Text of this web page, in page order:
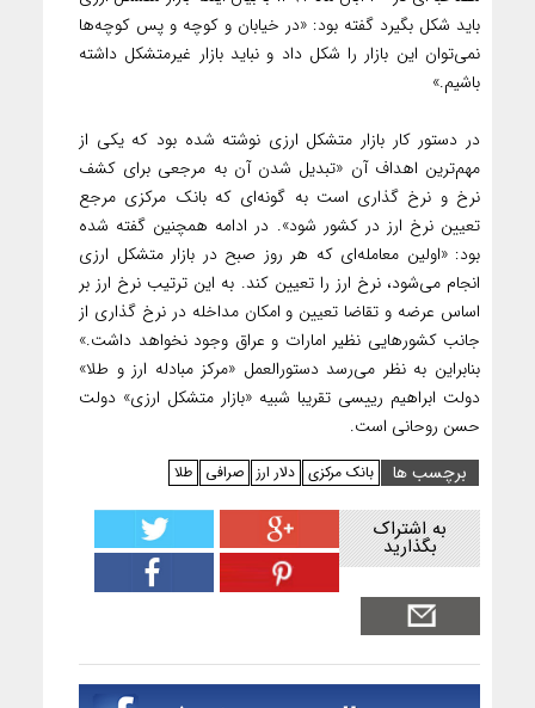
باید شکل بگیرد گفته بود: «در خیابان و کوچه و پس کوچه‌ها
نمی‌توان این بازار را شکل داد و نباید بازار غیرمتشکل داشته
باشیم.»
در دستور کار بازار متشکل ارزی نوشته شده بود که یکی از
مهم‌ترین اهداف آن «تبدیل شدن آن به مرجعی برای کشف
نرخ و نرخ‌ گذاری است به گونه‌ای که بانک مرکزی مرجع
تعیین نرخ ارز در کشور شود». در ادامه همچنین گفته شده
بود: «اولین معامله‌‌ای که هر روز صبح در بازار متشکل ارزی
انجام می‌شود، نرخ ارز را تعیین کند. به این ترتیب نرخ ارز بر
اساس عرضه و تقاضا تعیین و امکان مداخله در نرخ‌ گذاری از
جانب کشورهایی نظیر امارات و عراق وجود نخواهد داشت.»
بنابراین به نظر می‌رسد دستورالعمل «مرکز مبادله ارز و طلا»
دولت ابراهیم رییسی تقریبا شبیه «بازار متشکل ارزی» دولت
حسن روحانی است.
برچسب ها
بانک مرکزی دلار ارز صرافی طلا
به اشتراک
بگذارید